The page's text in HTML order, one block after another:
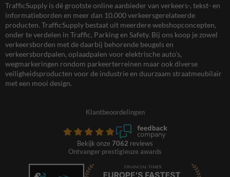
TrafficSupply is dé grootste online aanbieder van verkeers-, tekst- en
informatieborden en meer dan 10.000 verkeersgerelateerde
producten. TrafficSupply bestaat uit meerdere webshopconcepten,
onder te verdelen in Traffic, Parking en Safety. Bij ons koop je zowel
verkeersborden met de daarbij behorende beugels en
verkeersbordpalen, oplaadpalen voor elektrische auto’s,
wegmarkeringen rondom parkeerterreinen maar ook diverse
veiligheidsproducten voor de industrie en duurzaam straatmeubilair
met een mooi design.
Klantbeoordelingen
Bekijk onze 7062 reviews
Ontvanger prestigieuze awards